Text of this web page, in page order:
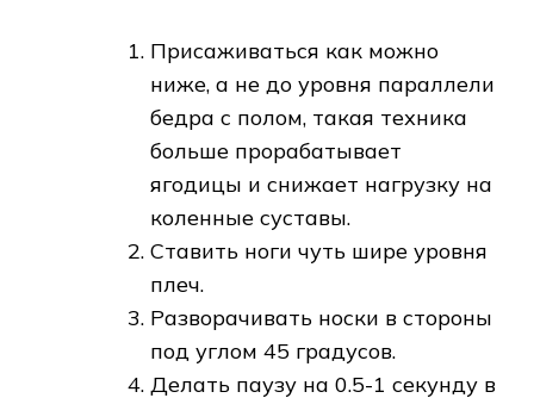
Присаживаться как можно
ниже, а не до уровня параллели
бедра с полом, такая техника
больше прорабатывает
ягодицы и снижает нагрузку на
коленные суставы.
Ставить ноги чуть шире уровня
плеч.
Разворачивать носки в стороны
под углом 45 градусов.
Делать паузу на 0.5-1 секунду в